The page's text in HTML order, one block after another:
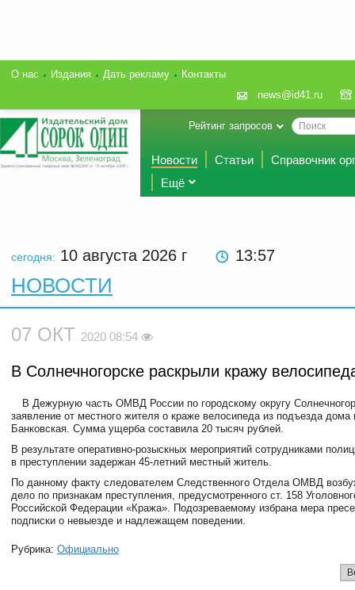
О нас Издания Дать рекламу
Контакты
news@id41.ru
Рейтинг запросов
Новости Статьи
Справочник
Ещё
сегодня: 10 августа 2026 г 13:57
НОВОСТИ
07 ОКТ 2020 08:54
В Солнечногорске раскрыли кражу
В Дежурную часть ОМВД России по городскому округу
заявление от местного жителя о краже велосипеда из подъезда дома
Банковская. Сумма ущерба составила 20 тысяч рублей.
В результате оперативно-розыскных мероприятий сотрудниками
в преступлении задержан 45-летний местный житель.
По данному факту следователем Следственного Отдела ОМВД
дело по признакам преступления, предусмотренного ст. 158
Российской Федерации «Кража». Подозреваемому избрана мера
подписки о невыезде и надлежащем поведении.
Рубрика: Официально